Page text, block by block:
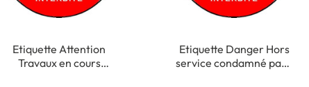
Etiquette Attention
Travaux en cours
Etiquette Danger Hors
service condamné par -